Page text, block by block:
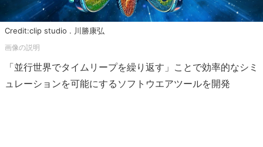
Credit:clip studio . 川勝康弘
「並行世界でタイムリープを繰り返す」ことで効率的なシミ
ュレーションを可能にするソフトウエアツールを開発